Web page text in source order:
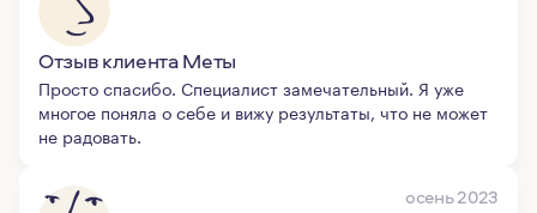
Отзыв клиента Меты
Просто спасибо. Специалист замечательный. Я уже
многое поняла о себе и вижу результаты, что не может
не радовать.
осень 2023